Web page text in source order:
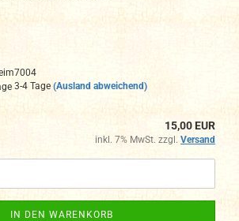
3-4 Tage (Ausland abweichend)
15,00 EUR
inkl. 7% MwSt. zzgl. Versand
IN DEN WARENKORB